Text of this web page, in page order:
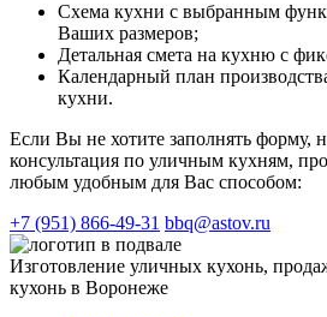
Схема кухни с выбранным
Ваших размеров;
Детальная смета на кухню с
Календарный план
кухни.
Если Вы не хотите заполнять форму,
консультация по уличным кухням,
любым удобным для Вас способом:
+7 (951) 866-49-31 bbq@astov.ru
Изготовление уличных кухонь,
кухонь в Воронеже